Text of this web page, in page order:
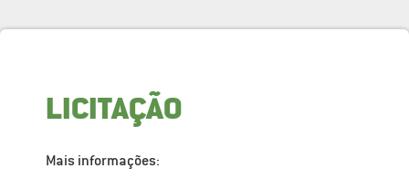
LICITAÇÃO
Mais informações: